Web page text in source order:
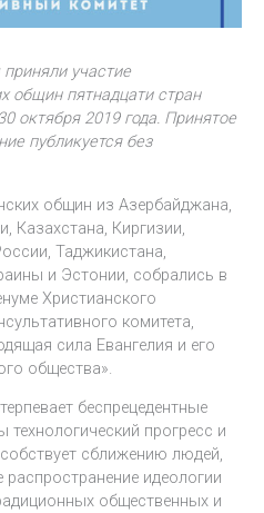
участие
общин пятнадцати стран
октября 2019 года. Принятое
публикуется без
общин из Азербайджана,
Казахстана, Киргизии,
Таджикистана,
и Эстонии, собрались в
Христианского
комитета,
сила Евангелия и его
общества».
беспрецедентные
прогресс и
сближению людей,
идеологии
общественных и